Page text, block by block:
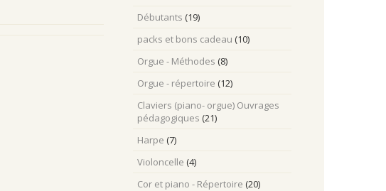
Débutants (19)
packs et bons cadeau (10)
Orgue - Méthodes (8)
Orgue - répertoire (12)
Claviers (piano- orgue) Ouvrages
pédagogiques (21)
Harpe (7)
Violoncelle (4)
Cor et piano - Répertoire (20)